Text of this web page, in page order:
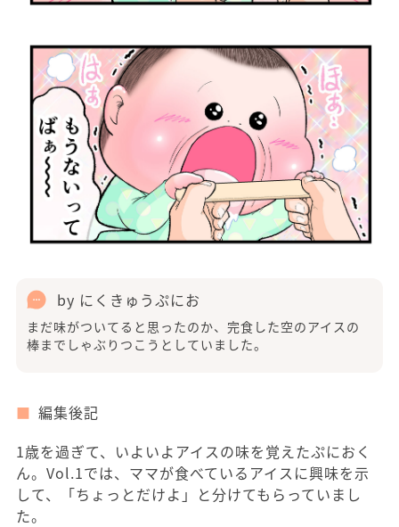
by にくきゅうぷにお
まだ味がついてると思ったのか、完食した空のアイスの
棒までしゃぶりつこうとしていました。
編集後記
1歳を過ぎて、いよいよアイスの味を覚えたぷにおく
ん。Vol.1では、ママが食べているアイスに興味を示
して、「ちょっとだけよ」と分けてもらっていまし
た。